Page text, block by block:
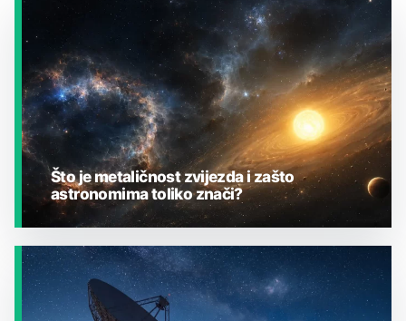
JESTE LI ZNALI?
Što je metaličnost zvijezda i zašto
astronomima toliko znači?